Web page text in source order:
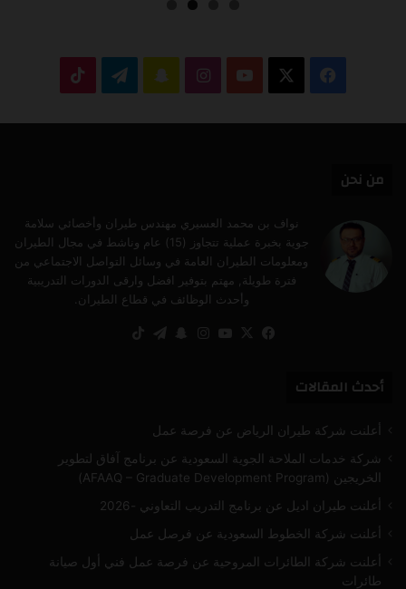
فيسبوك ‫YouTubeانستقرامسناب تيلقرام
من نحن
نواف بن محمد العسيري مهندس طيران وأخصائي سلامة
جوية بخبرة عملية تتجاوز (15) عام وناشط في مجال الطيران
ومعلومات الطيران العامة في وسائل التواصل الاجتماعي من
فترة طويلة, مهتم بتوفير افضل وارقى الدورات التدريبية
وأحدث الوظائف في قطاع الطيران.
فيسبوك
‫X
‫YouTube
انستقرام
سنابتيلقرام
أحدث المقالات
أعلنت شركة طيران الرياض عن فرصة عمل
شركة خدمات الملاحة الجوية السعودية عن برنامج آفاق لتطوير
الخريجين (AFAAQ – Graduate Development Program)
أعلنت طيران اديل عن برنامج التدريب التعاوني -2026
أعلنت شركة الخطوط السعودية عن فرصل عمل
أعلنت شركة الطائرات المروحية عن فرصة عمل فني أول صيانة
طائرات